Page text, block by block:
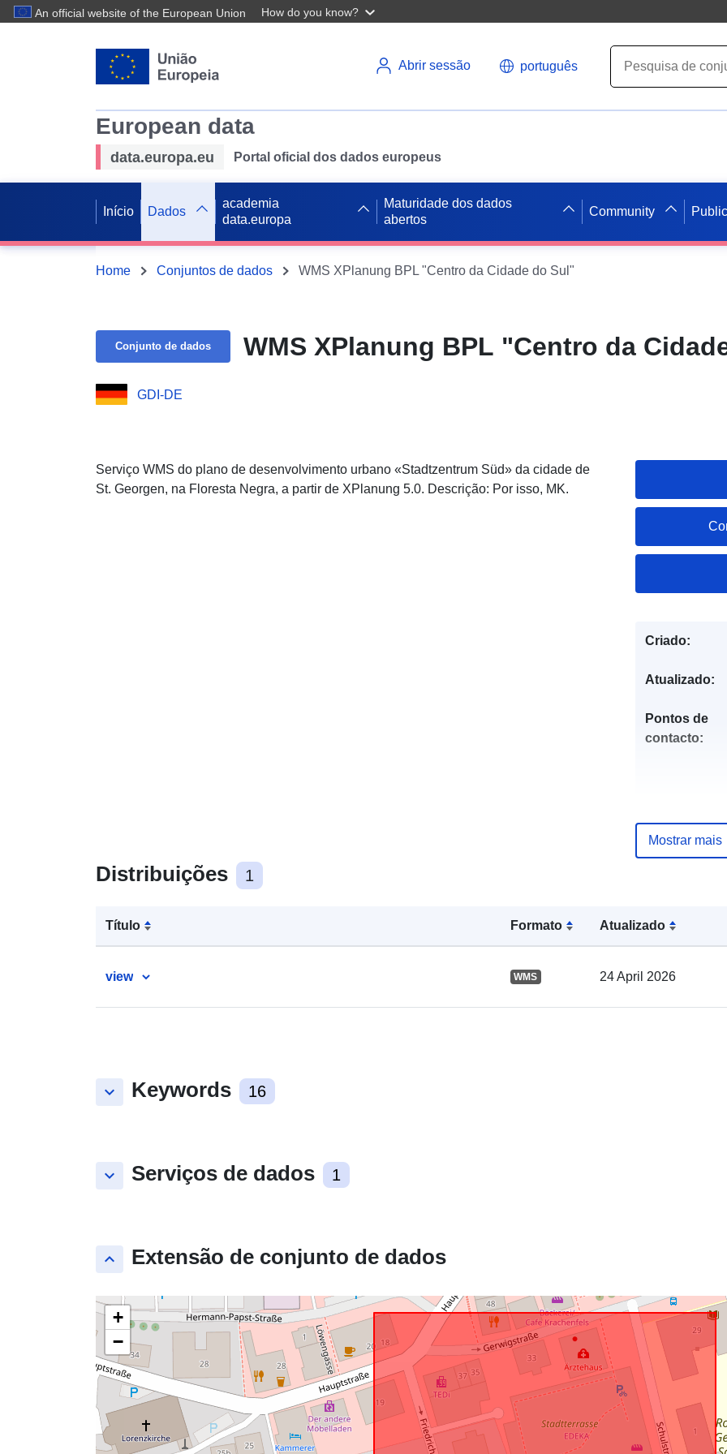
An official website of the European Union How do you know?
Abrir sessão português
European data
data.europa.eu Portal oficial dos dados europeus
Início Dados
academia
data.europa
Maturidade dos dados
abertos
Community
Home Conjuntos de dados WMS XPlanung BPL "Centro da Cidade do Sul"
Conjunto de dados WMS XPlanung BPL "Centro da
GDI-DE
Serviço WMS do plano de desenvolvimento urbano «Stadtzentrum Süd» da cidade de
St. Georgen, na Floresta Negra, a partir de XPlanung 5.0. Descrição: Por isso, MK.
Distribuições 1
Título Formato Atualizado
view WMS 24 April 2026
keyboard_arrow_down Keywords 16
keyboard_arrow_down Serviços de dados 1
keyboard_arrow_up Extensão de conjunto de dados
+
−
Criado:
Atualizado:
Pontos de
contacto:
Mostrar mais